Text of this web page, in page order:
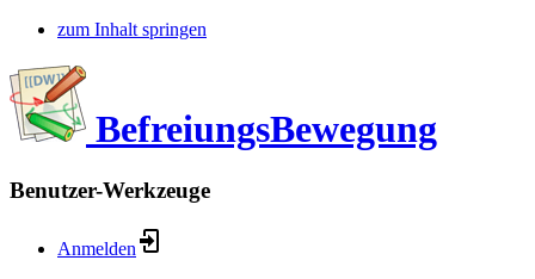
zum Inhalt springen
BefreiungsBewegung
Benutzer-Werkzeuge
Anmelden